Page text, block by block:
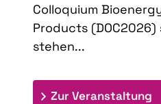
Colloquium
Products (DOC2026)
stehen...
Zur Veranstaltung